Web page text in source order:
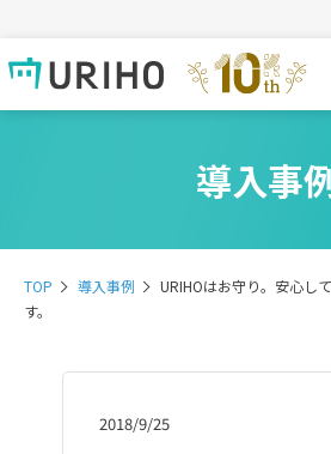
導入事
TOP 導入事例
URIHOはお守り。安心し
す。
2018/9/25